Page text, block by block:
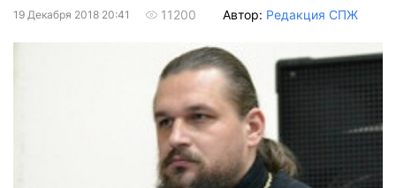
19 Декабря 2018 20:41 11200 Автор: Редакция СПЖ